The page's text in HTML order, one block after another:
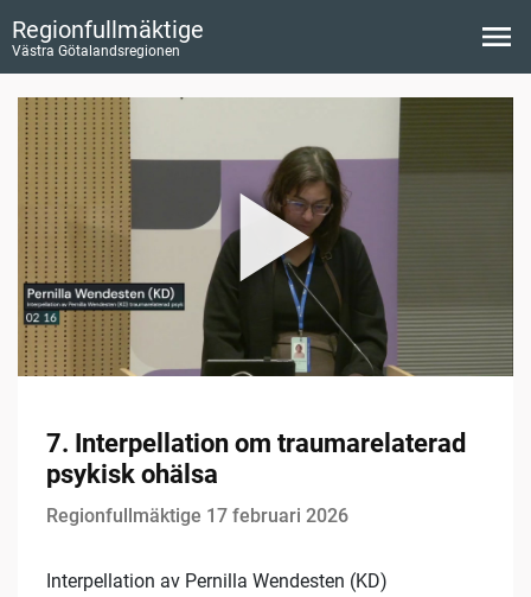
Regionfullmäktige
Västra Götalandsregionen
7. Interpellation om traumarelaterad
psykisk ohälsa
Regionfullmäktige 17 februari 2026
Interpellation av Pernilla Wendesten (KD)